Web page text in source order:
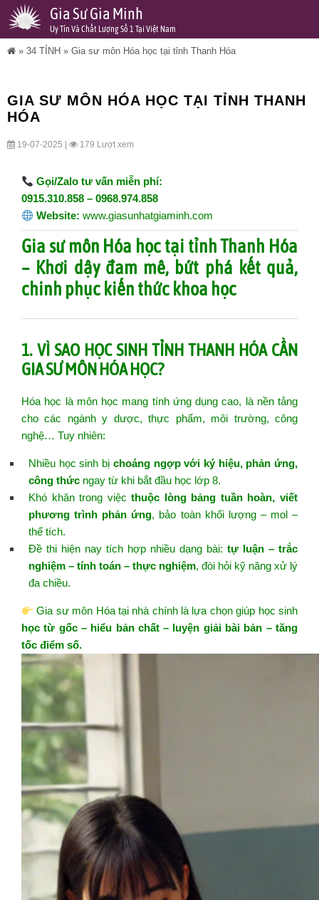
Gia Sư Gia Minh
Uy Tín Và Chất Lượng Số 1 Tại Việt Nam
» 34 TỈNH » Gia sư môn Hóa học tại tỉnh Thanh Hóa
GIA SƯ MÔN HÓA HỌC TẠI TỈNH THANH
HÓA
19-07-2025 | 179 Lượt xem
Gọi/Zalo tư vấn miễn phí:
0915.310.858 – 0968.974.858
Website: www.giasunhatgiaminh.com
Gia sư môn Hóa học tại tỉnh Thanh Hóa
– Khơi dậy đam mê, bứt phá kết quả,
chinh phục kiến thức khoa học
1. VÌ SAO HỌC SINH TỈNH THANH HÓA CẦN
GIA SƯ MÔN HÓA HỌC?
Hóa học là môn học mang tính ứng dụng cao, là nền tảng
cho các ngành y dược, thực phẩm, môi trường, công
nghệ… Tuy nhiên:
Nhiều học sinh bị choáng ngợp với ký hiệu, phản ứng,
công thức ngay từ khi bắt đầu học lớp 8.
Khó khăn trong việcthuộc lòng bảng tuần hoàn, viết
phương trình phản ứng, bảo toàn khối lượng – mol –
thể tích.
Đề thi hiện nay tích hợp nhiều dạng bài: tự luận – trắc
nghiệm – tính toán – thực nghiệm, đòi hỏi kỹ năng xử lý
đa chiều.
Gia sư môn Hóa tại nhà chính là lựa chọn giúp học sinh
học từ gốc – hiểu bản chất – luyện giải bài bản – tăng
tốc điểm số.